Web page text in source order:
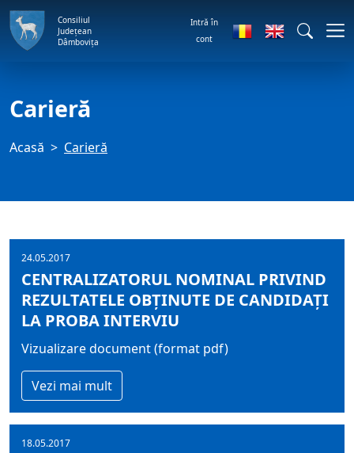
Consiliul
Județean
Dâmbovița
Intră în
cont
Carieră
Acasă Carieră
24.05.2017
CENTRALIZATORUL NOMINAL PRIVIND
REZULTATELE OBŢINUTE DE CANDIDAŢI
LA PROBA INTERVIU
Vizualizare document (format pdf)
Vezi mai mult
18.05.2017